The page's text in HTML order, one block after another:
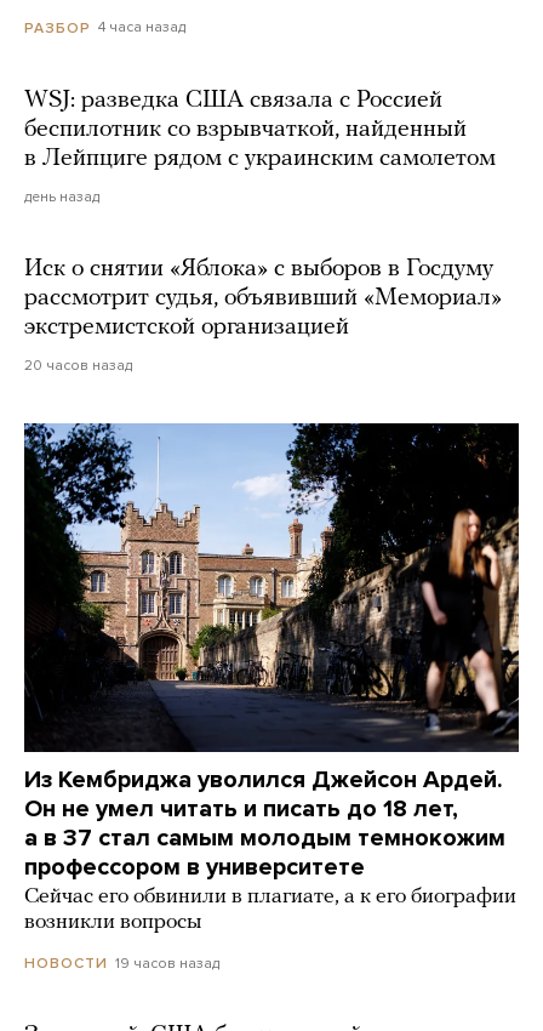
РАЗБОР 4 часа назад
WSJ: разведка США связала с Россией
беспилотник со взрывчаткой, найденный
в Лейпциге рядом с украинским самолетом
день назад
Иск о снятии «Яблока» с выборов в Госдуму
рассмотрит судья, объявивший «Мемориал»
экстремистской организацией
20 часов назад
Из Кембриджа уволился Джейсон Ардей.
Он не умел читать и писать до 18 лет,
а в 37 стал самым молодым темнокожим
профессором в университете
Сейчас его обвинили в плагиате, а к его биографии
возникли вопросы
НОВОСТИ 19 часов назад